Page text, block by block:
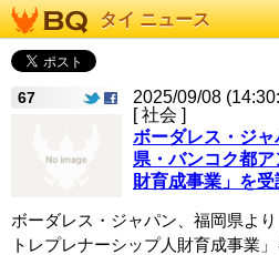
タイ ニュース
67
2025/09/08
[ 社会 ]
ボーダレス・ジ
県・バンコク都
財育成事業」を受
ボーダレス・ジャパン、福岡県よ
トレプレナーシップ人財育成事業